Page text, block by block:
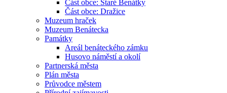
Část obce: Staré Benátky
Část obce: Dražice
Muzeum hraček
Muzeum Benátecka
Památky
Areál benáteckého zámku
Husovo náměstí a okolí
Partnerská města
Plán města
Průvodce městem